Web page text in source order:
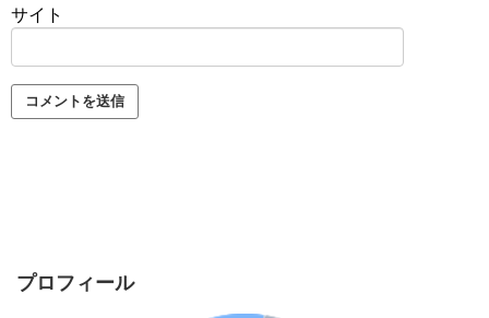
サイト
プロフィール